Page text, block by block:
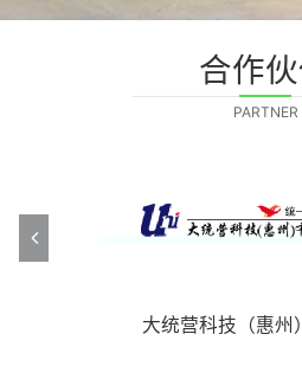
合作
PARTNER
主力智业（深圳）
光荣电业有
大统营科技（惠州
美的
大宇（东莞）电
拓璞集团
莱克电气股份
合一电器（深圳
怡高塑胶五金电子
主力智业（深圳）
光荣电业有